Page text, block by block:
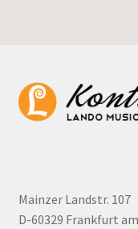
Mainzer Landstr. 107
D-60329 Frankfurt